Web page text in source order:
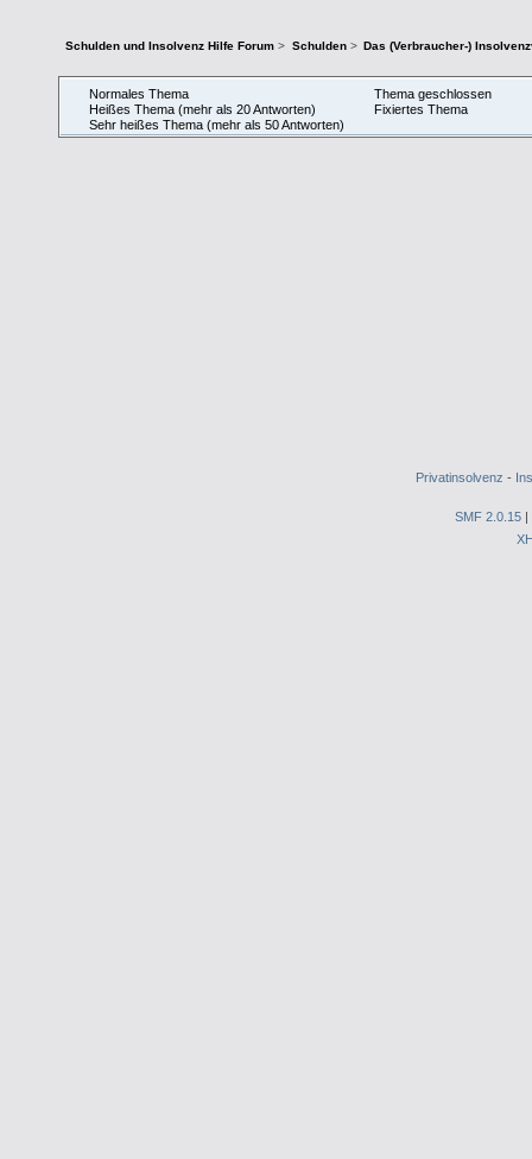
Schulden und Insolvenz Hilfe Forum > Schulden> Das (Verbraucher-)
Normales Thema
Heißes Thema (mehr als 20 Antworten)
Sehr heißes Thema (mehr als 50 Antworten)
Thema geschlossen
Fixiertes Thema
Privatinsolvenz -
SMF 2.0.15 |